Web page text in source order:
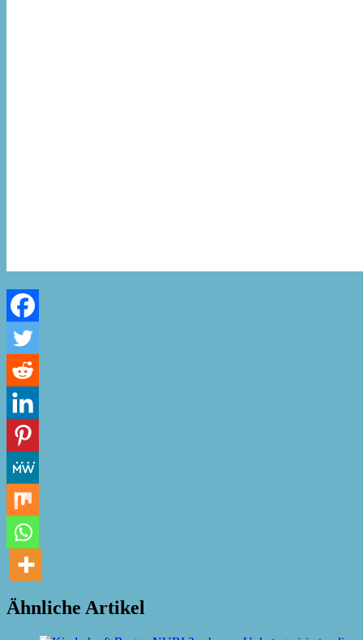
Ähnliche Artikel